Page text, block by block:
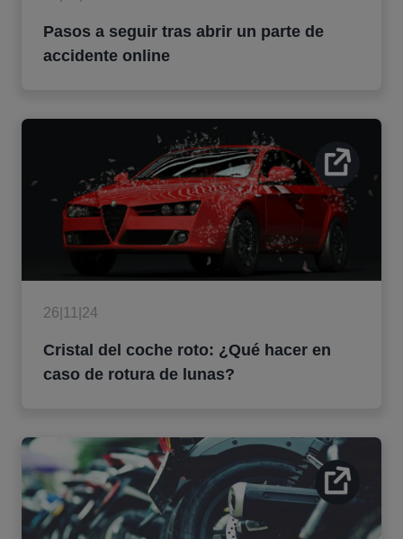
Pasos a seguir tras abrir un parte de
accidente online
26|11|24
Cristal del coche roto: ¿Qué hacer en
caso de rotura de lunas?